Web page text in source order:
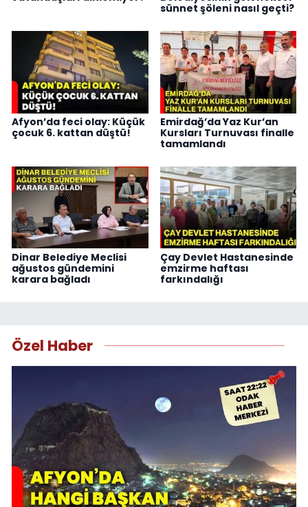
sünnet şöleni nasıl geçti?
Afyon’da feci olay: Küçük
çocuk 6. kattan düştü!
Emirdağ’da Yaz Kur’an
Kursları Turnuvası finalle
tamamlandı
Dinar Belediye Meclisi
ağustos gündemini
karara bağladı
Çay Devlet Hastanesinde
emzirme haftası
farkındalığı
Özel Haber